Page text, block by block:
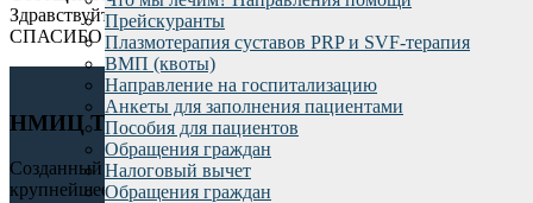
Прейскуранты
Плазмотерапия суставов PRP и SVF-терапия
ВМП (квоты)
Направление на госпитализацию
Анкеты для заполнения пациентами
Пособия для пациентов
Обращения граждан
Налоговый вычет
Обращения граждан
Здравствуйте! Хочу выразить благодарность Игнатенко
СПАСИБО Вам огромное за высококлассную
НМИЦ ТО им. Р.Р. Вредена
Созданный в 1906 году Российский научно-
крупнейшее в России клиническое, научное и учебное